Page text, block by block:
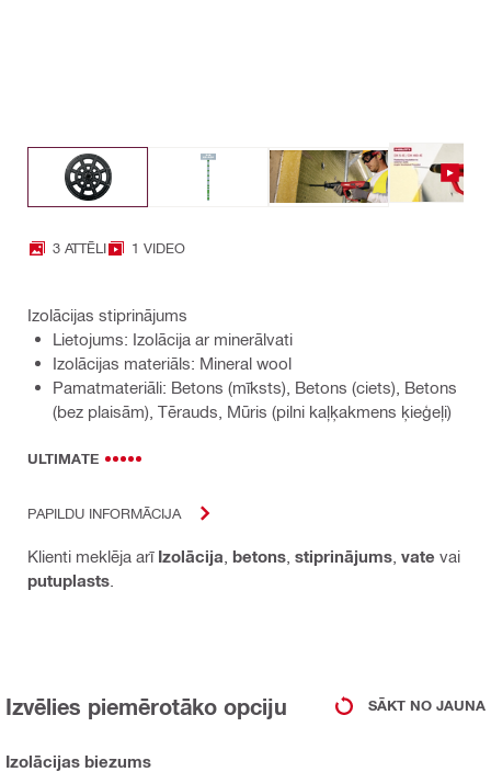
3 ATTĒLI 1 VIDEO
Izolācijas stiprinājums
Lietojums: Izolācija ar minerālvati
Izolācijas materiāls: Mineral wool
Pamatmateriāli: Betons (mīksts), Betons (ciets), Betons
(bez plaisām), Tērauds, Mūris (pilni kaļķakmens ķieģeļi)
ULTIMATE
PAPILDU INFORMĀCIJA
Klienti meklēja arī Izolācija betons stiprinājums vate vai
putuplasts
Izvēlies piemērotāko opciju SĀKT NO JAUNA
Izolācijas biezums